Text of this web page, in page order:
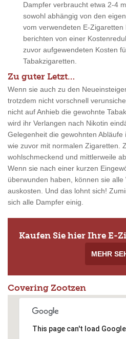
Dampfer verbraucht etwa 2-4
sowohl abhängig von den
vom verwendeten E-
berichten von einer
zuvor aufgewendeten Kosten
Tabakzigaretten.
Zu guter Letzt…
Wenn sie auch zu den
trotzdem nicht vorschnell
nicht auf Anhieb die gewohnte
wird ihr Verlangen nach Nikotin
Gelegenheit die gewohnten
wie zuvor mit normalen Zigaretten.
wohlschmeckend und mittlerweile
Wenn sie nach einer kurzen
überwunden haben, können sie
auskosten. Und das lohnt sich!
sich alle Dampfer einig.
Kaufen Sie hier Ihre E-
MEHR
Covering Zootzen
This page can't load